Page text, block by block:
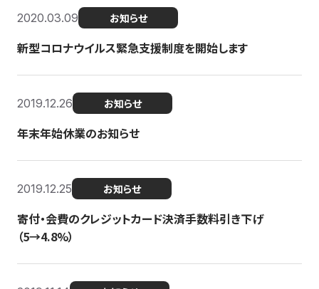
2020.03.09 お知らせ
新型コロナウイルス緊急支援制度を開始します
2019.12.26 お知らせ
年末年始休業のお知らせ
2019.12.25 お知らせ
寄付・会費のクレジットカード決済手数料引き下げ
（5→4.8%）